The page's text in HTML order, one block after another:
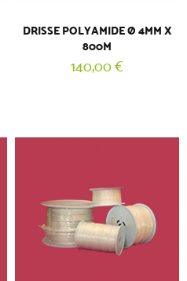
DRISSE POLYAMIDE Ø 4MM X
800M
140,00 €